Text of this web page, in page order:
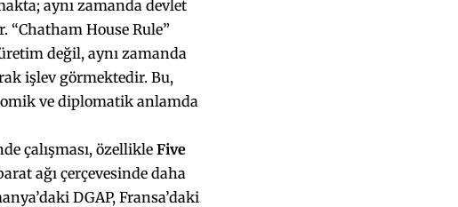
aynı zamanda devlet
House Rule”
değil, aynı zamanda
işlev görmektedir. Bu,
ve diplomatik anlamda
çalışması, özellikle Five
ağı çerçevesinde daha
DGAP, Fransa’daki